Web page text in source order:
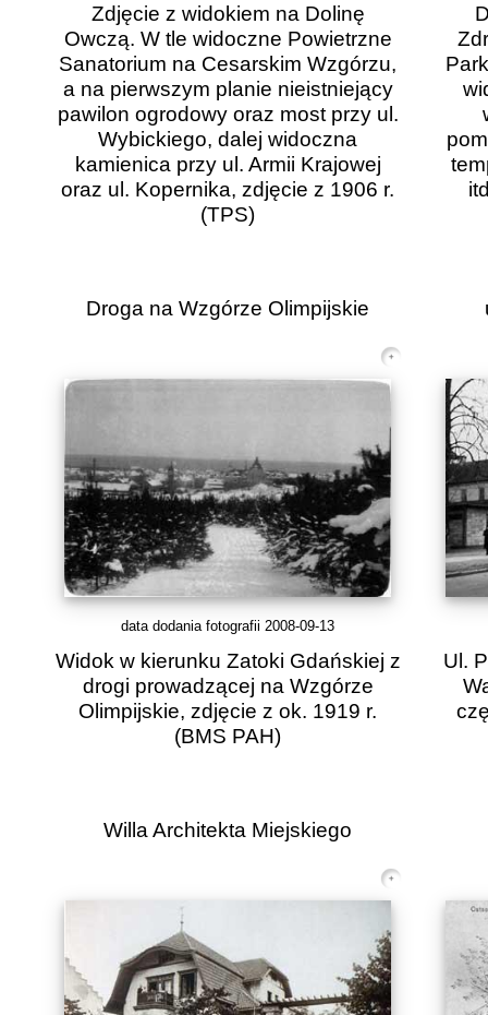
Zdjęcie z widokiem na Dolinę
Owczą. W tle widoczne Powietrzne
Sanatorium na Cesarskim Wzgórzu,
a na pierwszym planie nieistniejący
pawilon ogrodowy oraz most przy ul.
Wybickiego, dalej widoczna
kamienica przy ul. Armii Krajowej
oraz ul. Kopernika, zdjęcie z 1906 r.
(TPS)
Droga na Wzgórze Olimpijskie
data dodania fotografii 2008-09-13
Widok w kierunku Zatoki Gdańskiej z
drogi prowadzącej na Wzgórze
Olimpijskie, zdjęcie z ok. 1919 r.
(BMS PAH)
Ul.
Willa Architekta Miejskiego